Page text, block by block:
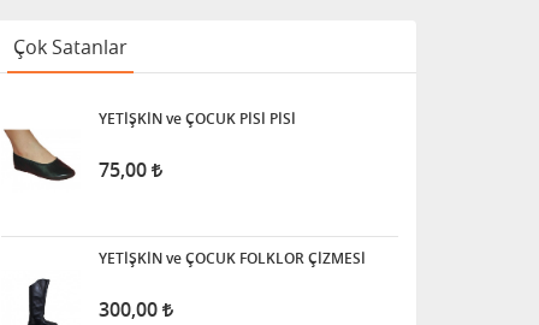
Çok Satanlar
YETİŞKİN ve ÇOCUK PİSİ PİSİ
75,00
YETİŞKİN ve ÇOCUK FOLKLOR ÇİZMESİ
300,00